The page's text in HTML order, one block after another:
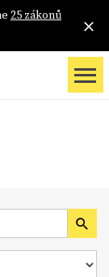
25 zákonů